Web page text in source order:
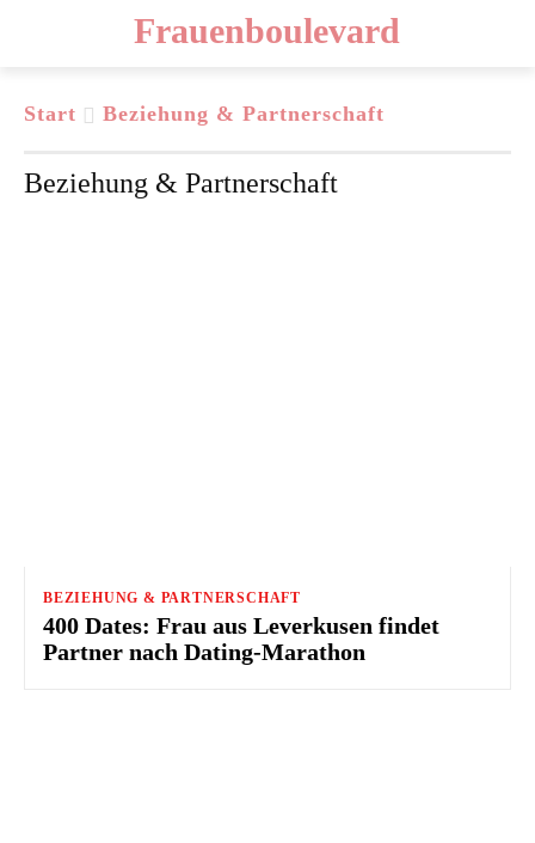
Frauenboulevard
Start Beziehung & Partnerschaft
Beziehung & Partnerschaft
BEZIEHUNG & PARTNERSCHAFT
400 Dates: Frau aus Leverkusen findet
Partner nach Dating-Marathon